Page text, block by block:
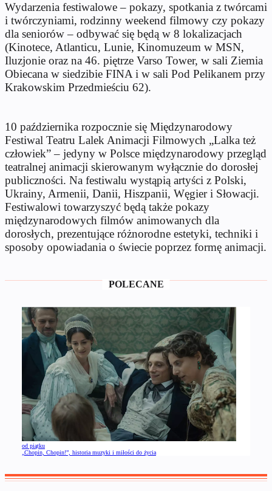
Wydarzenia festiwalowe – pokazy, spotkania z twórcami
i twórczyniami, rodzinny weekend filmowy czy pokazy
dla seniorów – odbywać się będą w 8 lokalizacjach
(Kinotece, Atlanticu, Lunie, Kinomuzeum w MSN,
Iluzjonie oraz na 46. piętrze Varso Tower, w sali Ziemia
Obiecana w siedzibie FINA i w sali Pod Pelikanem przy
Krakowskim Przedmieściu 62).
10 października rozpocznie się Międzynarodowy
Festiwal Teatru Lalek Animacji Filmowych „Lalka też
człowiek” – jedyny w Polsce międzynarodowy przegląd
teatralnej animacji skierowanym wyłącznie do dorosłej
publiczności. Na festiwalu wystąpią artyści z Polski,
Ukrainy, Armenii, Danii, Hiszpanii, Węgier i Słowacji.
Festiwalowi towarzyszyć będą także pokazy
międzynarodowych filmów animowanych dla
dorosłych, prezentujące różnorodne estetyki, techniki i
sposoby opowiadania o świecie poprzez formę animacji.
POLECANE
od piątku
„Chopin, Chopin!”, historia muzyki i miłości do życia